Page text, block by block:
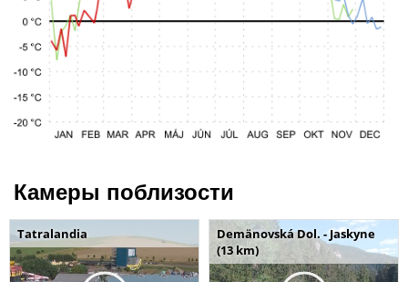
Камеры поблизости
Tatralandia
Demänovská Dol. - Jaskyne
(13 km)